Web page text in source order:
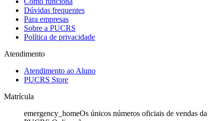
Dúvidas frequentes
Para empresas
Sobre a PUCRS
Política de privacidade
Atendimento
Atendimento ao Aluno
PUCRS Store
Matrícula
emergency_homeOs únicos números oficiais de vendas da